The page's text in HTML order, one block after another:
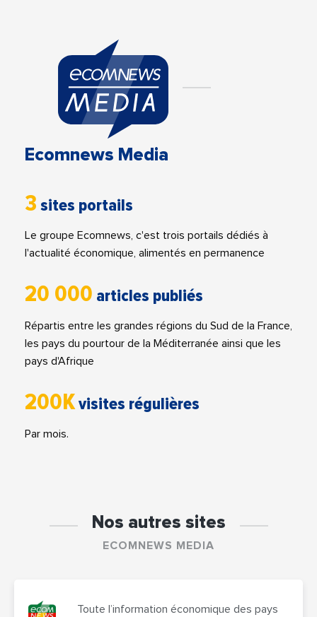
Ecomnews Media
3 sites portails
Le groupe Ecomnews, c'est trois portails dédiés à
l'actualité économique, alimentés en permanence
20 000 articles publiés
Répartis entre les grandes régions du Sud de la France,
les pays du pourtour de la Méditerranée ainsi que les
pays d'Afrique
200Kvisites régulières
Par mois.
Nos autres sites
ECOMNEWS MEDIA
Toute l’information économique des pays